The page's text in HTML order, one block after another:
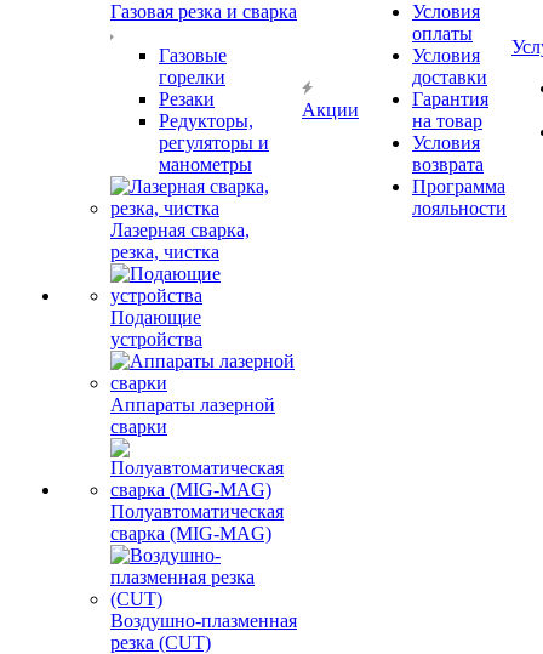
Газовая резка и сварка
Газовые
горелки
Резаки
Редукторы,
регуляторы и
манометры
Лазерная сварка,
резка, чистка
Подающие
устройства
Аппараты лазерной
сварки
Полуавтоматическая
сварка (MIG-MAG)
Воздушно-плазменная
резка (CUT)
Акции
Условия
оплаты
Условия
доставки
Гарантия
на товар
Условия
возврата
Программа
лояльности